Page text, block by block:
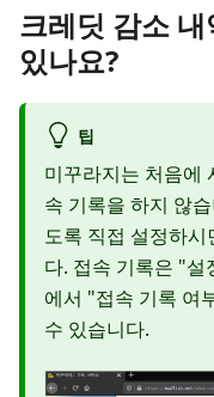
크레딧 감소
있나요?
팁
미꾸라지는 처음에
속 기록을 하지 않
도록 직접 설정하
다. 접속 기록은 "
에서 "접속 기록 여
수 있습니다.